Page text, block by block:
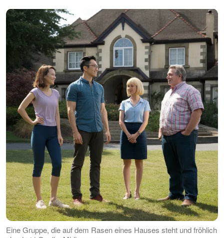
Eine Gruppe, die auf dem Rasen eines Hauses steht und fröhlich